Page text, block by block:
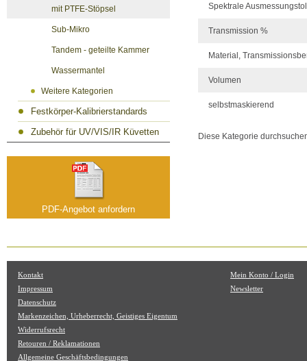
mit PTFE-Stöpsel
Sub-Mikro
Tandem - geteilte Kammer
Wassermantel
Weitere Kategorien
Festkörper-Kalibrierstandards
Zubehör für UV/VIS/IR Küvetten
PDF-Angebot anfordern
Spektrale
Transmission %
Material,
Volumen
selbstmaskierend
Diese Kategorie
Kontakt
Impressum
Datenschutz
Markenzeichen, Urheberrecht, Geistiges Eigentum
Widerrufsrecht
Retouren / Reklamationen
Allgemeine Geschäftsbedingungen
Mein Konto / Login
Newsletter